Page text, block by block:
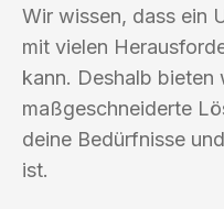
Wir wissen, dass ein
mit vielen
kann. Deshalb bieten
maßgeschneiderte
deine Bedürfnisse
ist.